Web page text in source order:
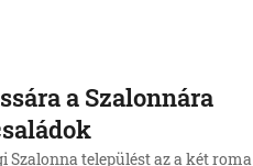
a Szalonnára
Szalonna települést az a két roma